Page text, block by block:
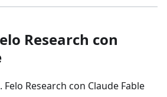
Research con
Research con Claude Fable